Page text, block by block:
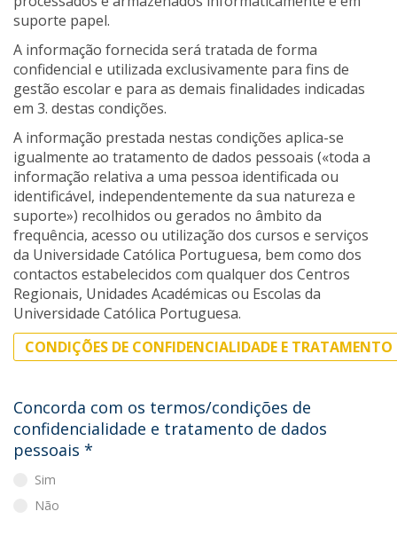
suporte papel.
A informação fornecida será tratada de forma
confidencial e utilizada exclusivamente para fins de
gestão escolar e para as demais finalidades indicadas
em 3. destas condições.
A informação prestada nestas condições aplica-se
igualmente ao tratamento de dados pessoais («toda a
informação relativa a uma pessoa identificada ou
identificável, independentemente da sua natureza e
suporte») recolhidos ou gerados no âmbito da
frequência, acesso ou utilização dos cursos e serviços
da Universidade Católica Portuguesa, bem como dos
contactos estabelecidos com qualquer dos Centros
Regionais, Unidades Académicas ou Escolas da
Universidade Católica Portuguesa.
CONDIÇÕES DE CONFIDENCIALIDADE E TRATAMENTO
Concorda com os termos/condições de
confidencialidade e tratamento de dados
pessoais *
Sim
Não